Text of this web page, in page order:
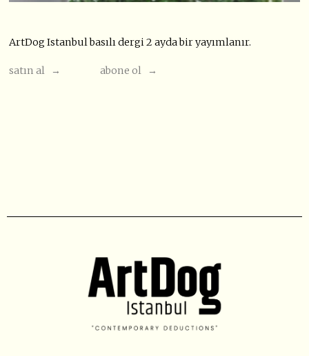
ArtDog Istanbul basılı dergi 2 ayda bir yayımlanır.
satın al → abone ol →